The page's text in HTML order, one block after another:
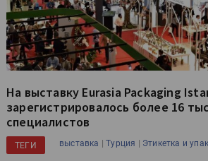
На выставку Eurasia Packaging
зарегистрировалось более 16
специалистов
ТЕГИ выставка |Турция | Этикетка и